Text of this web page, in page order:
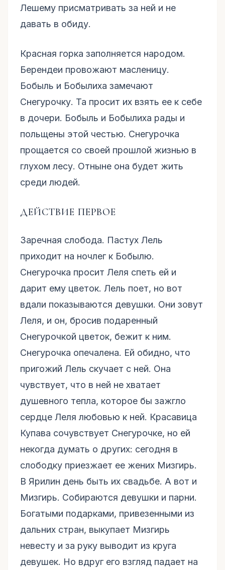
Лешему присматривать за ней и не
давать в обиду.
Красная горка заполняется народом.
Берендеи провожают масленицу.
Бобыль и Бобылиха замечают
Снегурочку. Та просит их взять ее к себе
в дочери. Бобыль и Бобылиха рады и
польщены этой честью. Снегурочка
прощается со своей прошлой жизнью в
глухом лесу. Отныне она будет жить
среди людей.
ДЕЙСТВИЕ ПЕРВОЕ
Заречная слобода. Пастух Лель
приходит на ночлег к Бобылю.
Снегурочка просит Леля спеть ей и
дарит ему цветок. Лель поет, но вот
вдали показываются девушки. Они зовут
Леля, и он, бросив подаренный
Снегурочкой цветок, бежит к ним.
Снегурочка опечалена. Ей обидно, что
пригожий Лель скучает с ней. Она
чувствует, что в ней не хватает
душевного тепла, которое бы зажгло
сердце Леля любовью к ней. Красавица
Купава сочувствует Снегурочке, но ей
некогда думать о других: сегодня в
слободку приезжает ее жених Мизгирь.
В Ярилин день быть их свадьбе. А вот и
Мизгирь. Собираются девушки и парни.
Богатыми подарками, привезенными из
дальних стран, выкупает Мизгирь
невесту и за руку выводит из круга
девушек. Но вдруг его взгляд падает на